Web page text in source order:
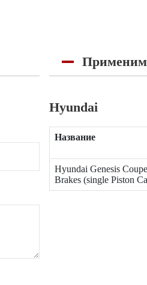
Hyundai
Название
Hyundai Genesis
Brakes (single Piston